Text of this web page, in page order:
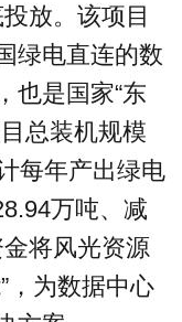
放。该项目
绿电直连的数
也是国家“东
总装机规模
每年产出绿电
万吨、减
将风光资源
，为数据中心